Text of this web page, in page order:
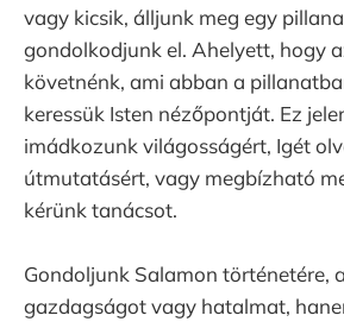
vagy kicsik, álljunk meg egy
gondolkodjunk el. Ahelyett, hogy
követnénk, ami abban a
keressük Isten nézőpontját. Ez
imádkozunk világosságért, Igét
útmutatásért, vagy megbízható
kérünk tanácsot.
Gondoljunk Salamon történetére,
gazdagságot vagy hatalmat,